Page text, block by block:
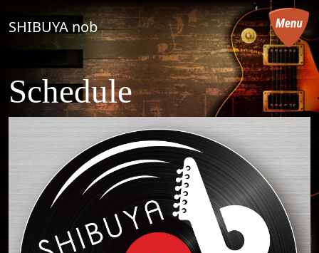
コンテンツへスキップ
メインナビゲーション
SHIBUYA nob
Schedule